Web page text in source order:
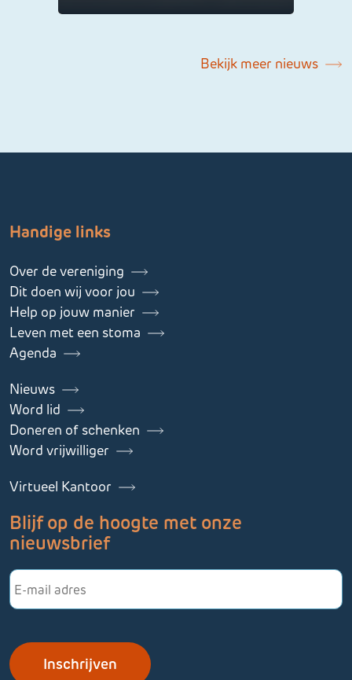
Bekijk meer nieuws
Handige links
Over de vereniging
Dit doen wij voor jou
Help op jouw manier
Leven met een stoma
Agenda
Nieuws
Word lid
Doneren of schenken
Word vrijwilliger
Virtueel Kantoor
Blijf op de hoogte met onze
nieuwsbrief
E-
mailadres